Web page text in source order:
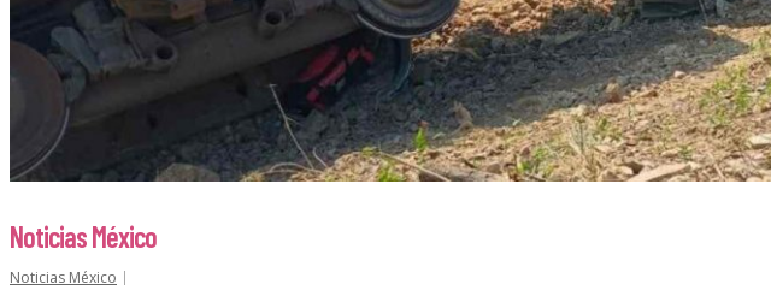
Noticias México
Noticias México